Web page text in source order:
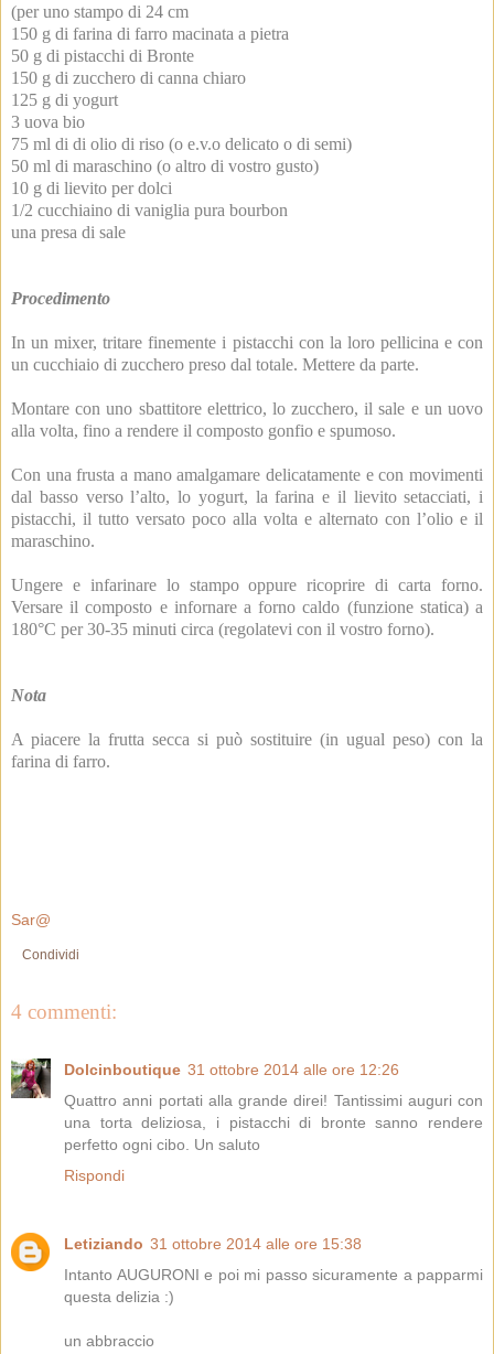
(per uno stampo di 24 cm
150 g di farina di farro macinata a pietra
50 g di pistacchi di Bronte
150 g di zucchero di canna chiaro
125 g di yogurt
3 uova bio
75 ml di di olio di riso (o e.v.o delicato o di semi)
50 ml di maraschino (o altro di vostro gusto)
10 g di lievito per dolci
1/2 cucchiaino di vaniglia pura bourbon
una presa di sale
Procedimento
In un mixer, tritare finemente i pistacchi con la loro pellicina e con
un cucchiaio di zucchero preso dal totale. Mettere da parte.
Montare con uno sbattitore elettrico, lo zucchero, il sale e un uovo
alla volta, fino a rendere il composto gonfio e spumoso.
Con una frusta a mano amalgamare delicatamente e con movimenti
dal basso verso l’alto, lo yogurt, la farina e il lievito setacciati, i
pistacchi, il tutto versato poco alla volta e alternato con l’olio e il
maraschino.
Ungere e infarinare lo stampo oppure ricoprire di carta forno.
Versare il composto e infornare a forno caldo (funzione statica) a
180°C per 30-35 minuti circa (regolatevi con il vostro forno).
Nota
A piacere la frutta secca si può sostituire (in ugual peso) con la
farina di farro.
Sar@
Condividi
4 commenti:
Dolcinboutique 31 ottobre 2014 alle ore 12:26
Quattro anni portati alla grande direi! Tantissimi auguri con
una torta deliziosa, i pistacchi di bronte sanno rendere
perfetto ogni cibo. Un saluto
Rispondi
Letiziando 31 ottobre 2014 alle ore 15:38
Intanto AUGURONI e poi mi passo sicuramente a papparmi
questa delizia :)
un abbraccio